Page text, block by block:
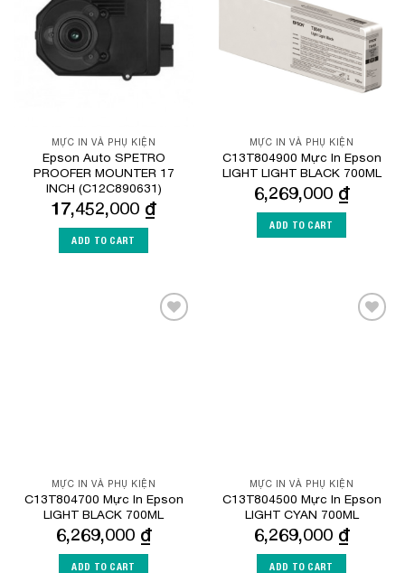
Wishlist
MỰC IN VÀ PHỤ KIỆN
Epson Auto SPETRO
PROOFER MOUNTER 17
INCH (C12C890631)
17,452,000 ₫
ADD TO CART
MỰC IN VÀ PHỤ KIỆN
C13T804900 Mực In Epson
LIGHT LIGHT BLACK 700ML
6,269,000 ₫
ADD TO CART
MỰC IN VÀ PHỤ KIỆN
C13T804700 Mực In Epson
LIGHT BLACK 700ML
6,269,000 ₫
ADD TO CART
MỰC IN VÀ PHỤ KIỆN
C13T804500 Mực In Epson
LIGHT CYAN 700ML
6,269,000 ₫
ADD TO CART